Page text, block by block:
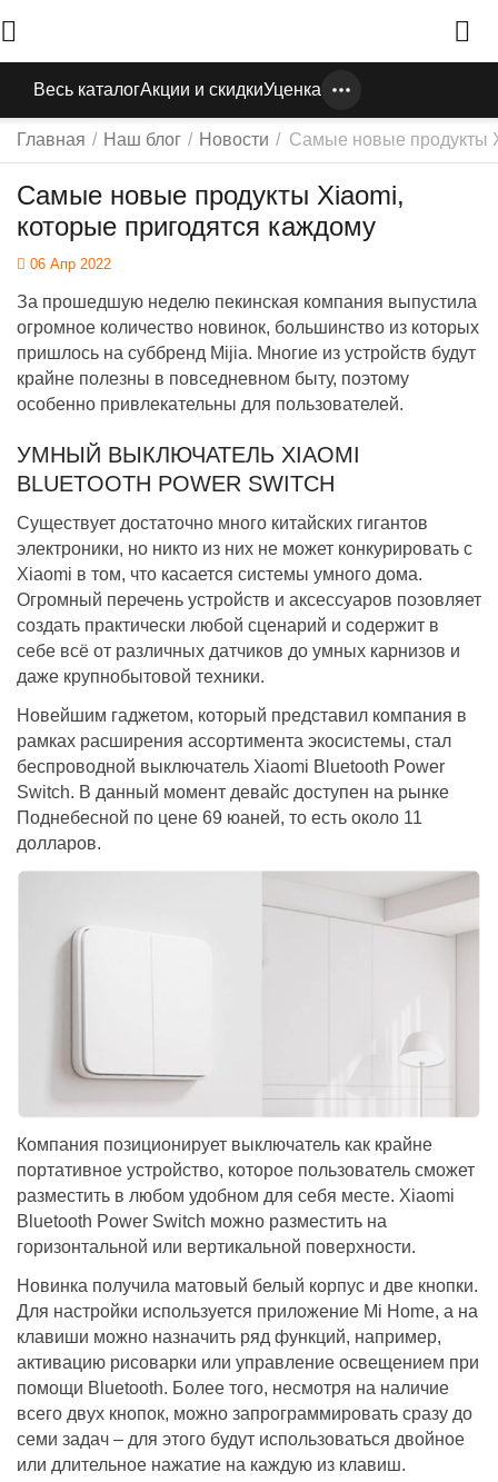
Весь каталогАкции и скидкиУценка
Главная / Наш блог / Новости / Самые новые продукты
Самые новые продукты Xiaomi,
которые пригодятся каждому
06 Апр 2022
За прошедшую неделю пекинская компания выпустила
огромное количество новинок, большинство из которых
пришлось на суббренд Mijia. Многие из устройств будут
крайне полезны в повседневном быту, поэтому
особенно привлекательны для пользователей.
УМНЫЙ ВЫКЛЮЧАТЕЛЬ XIAOMI
BLUETOOTH POWER SWITCH
Существует достаточно много китайских гигантов
электроники, но никто из них не может конкурировать с
Xiaomi в том, что касается системы умного дома.
Огромный перечень устройств и аксессуаров позовляет
создать практически любой сценарий и содержит в
себе всё от различных датчиков до умных карнизов и
даже крупнобытовой техники.
Новейшим гаджетом, который представил компания в
рамках расширения ассортимента экосистемы, стал
беспроводной выключатель Xiaomi Bluetooth Power
Switch. В данный момент девайс доступен на рынке
Поднебесной по цене 69 юаней, то есть около 11
долларов.
Компания позиционирует выключатель как крайне
портативное устройство, которое пользователь сможет
разместить в любом удобном для себя месте. Xiaomi
Bluetooth Power Switch можно разместить на
горизонтальной или вертикальной поверхности.
Новинка получила матовый белый корпус и две кнопки.
Для настройки используется приложение Mi Home, а на
клавиши можно назначить ряд функций, например,
активацию рисоварки или управление освещением при
помощи Bluetooth. Более того, несмотря на наличие
всего двух кнопок, можно запрограммировать сразу до
семи задач – для этого будут использоваться двойное
или длительное нажатие на каждую из клавиш.